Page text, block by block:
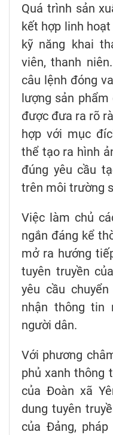
Quá trình sản
kết hợp linh
kỹ năng khai
viên, thanh
câu lệnh đóng
lượng sản
được đưa ra rõ
hợp với mục
thể tạo ra hình
đúng yêu cầu
trên môi trường
Việc làm chủ
ngắn đáng kể
mở ra hướng
tuyên truyền
yêu cầu
nhận thông tin
người dân.
Với phương
phủ xanh thông
của Đoàn xã
dung tuyên
của Đảng,